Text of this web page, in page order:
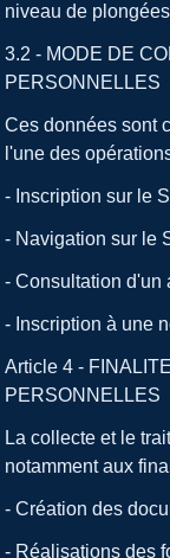
niveau de
3.2 - MODE DE
PERSONNELLES
Ces données sont
l'une des
- Inscription sur le
- Navigation sur le
- Consultation d'un
- Inscription à une
Article 4 -
PERSONNELLES
La collecte et le
notamment aux
- Création des
- Réalisations des